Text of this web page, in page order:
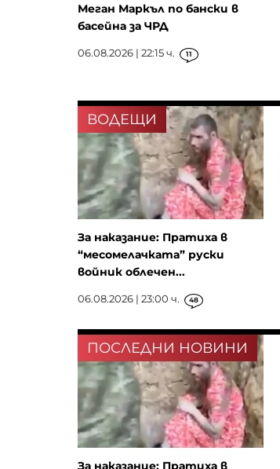
Меган Маркъл по бански в
басейна за ЧРД
06.08.2026 | 22:15 ч. 11
ВОДЕЩИ
За наказание: Пратиха в
“месомелачката” руски
войник облечен...
06.08.2026 | 23:00 ч. 48
ПОСЛЕДНИ НОВИНИ
За наказание: Пратиха в